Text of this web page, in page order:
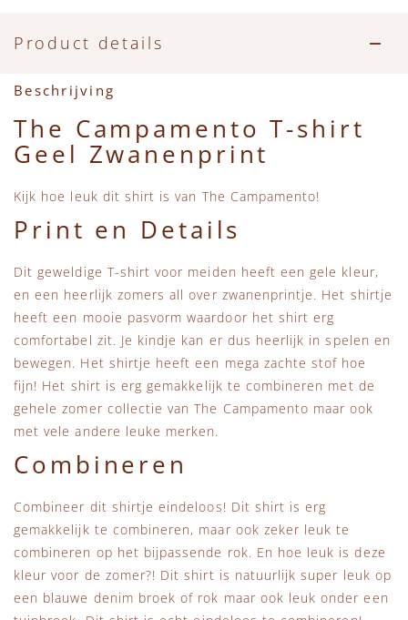
Zwemkleding
Feestkleding
Beren, Speendoekjes en Knuffeldoekjes
Verzorgingsproducten
Beren
Mini Rodini
+1 in the family
New Balance
Piupiuchick
Sproet & Sprout
Tiny Cottons
Product details
Beschrijving
The Campamento T-shirt
Geel Zwanenprint
Kijk hoe leuk dit shirt is van The Campamento!
Print en Details
Dit geweldige T-shirt voor meiden heeft een gele kleur,
en een heerlijk zomers all over zwanenprintje. Het shirtje
heeft een mooie pasvorm waardoor het shirt erg
comfortabel zit. Je kindje kan er dus heerlijk in spelen en
bewegen. Het shirtje heeft een mega zachte stof hoe
fijn! Het shirt is erg gemakkelijk te combineren met de
gehele zomer collectie van The Campamento maar ook
met vele andere leuke merken.
Combineren
Combineer dit shirtje eindeloos! Dit shirt is erg
gemakkelijk te combineren, maar ook zeker leuk te
combineren op het bijpassende rok. En hoe leuk is deze
kleur voor de zomer?! Dit shirt is natuurlijk super leuk op
een blauwe denim broek of rok maar ook leuk onder een